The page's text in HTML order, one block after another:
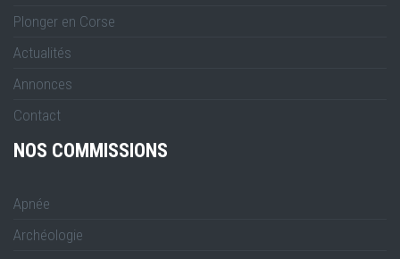
Plonger en Corse
Actualités
Annonces
Contact
NOS COMMISSIONS
Apnée
Archéologie